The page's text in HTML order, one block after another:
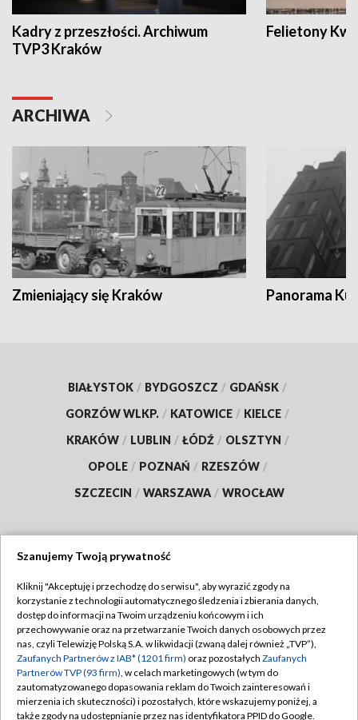
Kadry z przeszłości. Archiwum
TVP3 Kraków
Felietony
ARCHIWA
Zmieniający się Kraków Panorama
BIAŁYSTOK / BYDGOSZCZ / GDAŃSK /
GORZÓW WLKP. / KATOWICE / KIELCE /
KRAKÓW / LUBLIN / ŁÓDŹ / OLSZTYN /
OPOLE / POZNAŃ / RZESZÓW /
SZCZECIN / WARSZAWA / WROCŁAW
TVP
Abonament TVP
Emisja w TVP
Centrum informacji TVP
Naziemna Telewizja Cyfrowa
Regulamin TVP
Polityka prywatności
Moje zgody
Pomoc
Szanujemy Twoją prywatność
Kliknij "Akceptuję i przechodzę do serwisu", aby wyrazić zgody na
korzystanie z technologii automatycznego śledzenia i zbierania danych,
dostęp do informacji na Twoim urządzeniu końcowym i ich
przechowywanie oraz na przetwarzanie Twoich danych osobowych przez
nas, czyli Telewizję Polską S.A. w likwidacji (zwaną dalej również „TVP”),
Zaufanych Partnerów z IAB* (1201 firm) oraz pozostałych Zaufanych
Partnerów TVP (93 firm), w celach marketingowych (w tym do
zautomatyzowanego dopasowania reklam do Twoich zainteresowań i
mierzenia ich skuteczności) i pozostałych, które wskazujemy poniżej, a
także zgody na udostępnianie przez nas identyfikatora PPID do Google.